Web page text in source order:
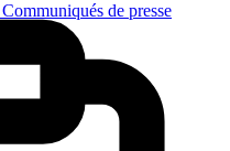
Communiqués de presse